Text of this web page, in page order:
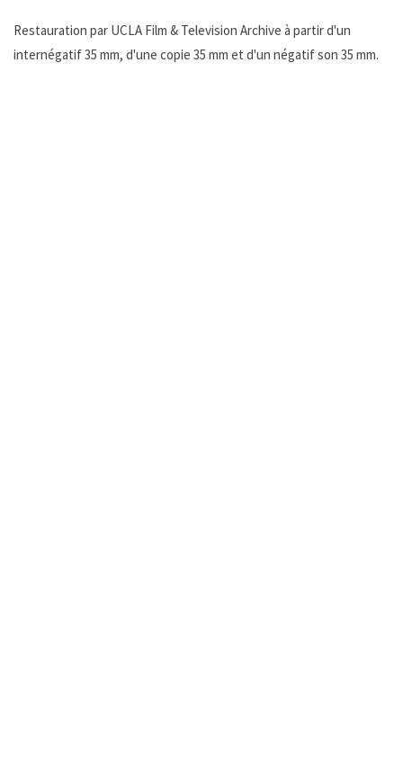
Restauration par UCLA Film & Television Archive à partir d'un
internégatif 35 mm, d'une copie 35 mm et d'un négatif son 35 mm.